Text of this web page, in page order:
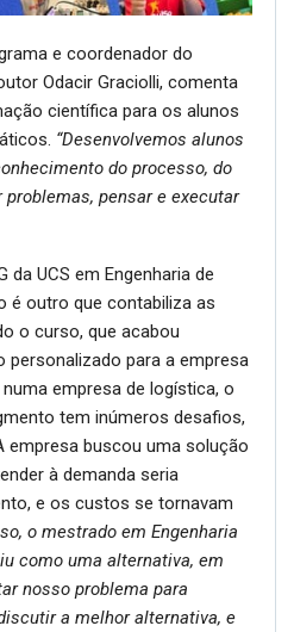
e coordenador do
Odacir Graciolli, comenta
científica para os alunos
“Desenvolvemos alunos
do processo, do
pensar e executar
UCS em Engenharia de
é outro que contabiliza as
o curso, que acabou
personalizado para a empresa
empresa de logística, o
tem inúmeros desafios,
empresa buscou uma solução
à demanda seria
e os custos se tornavam
o mestrado em Engenharia
como uma alternativa, em
nosso problema para
a melhor alternativa, e